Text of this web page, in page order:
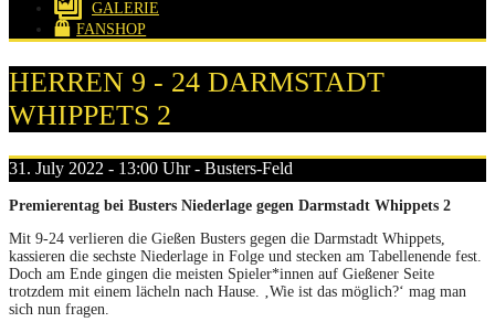
GALERIE
FANSHOP
HERREN 9 - 24 DARMSTADT
WHIPPETS 2
31. July 2022 - 13:00 Uhr - Busters-Feld
Premierentag bei Busters Niederlage gegen Darmstadt Whippets 2
Mit 9-24 verlieren die Gießen Busters gegen die Darmstadt Whippets,
kassieren die sechste Niederlage in Folge und stecken am Tabellenende fest.
Doch am Ende gingen die meisten Spieler*innen auf Gießener Seite
trotzdem mit einem lächeln nach Hause. ‚Wie ist das möglich?‘ mag man
sich nun fragen.